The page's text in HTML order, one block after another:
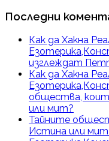
Последни
Как да Хакна
изглеждат
Как да Хакна
общества,
или мит?
Тайните
Истина или